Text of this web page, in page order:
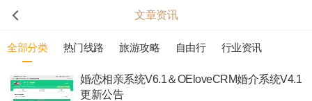
文章资讯
全部分类 热门线路 旅游攻略 自由行 行业资讯
婚恋相亲系统V6.1＆OEloveCRM婚介系统V4.1
更新公告